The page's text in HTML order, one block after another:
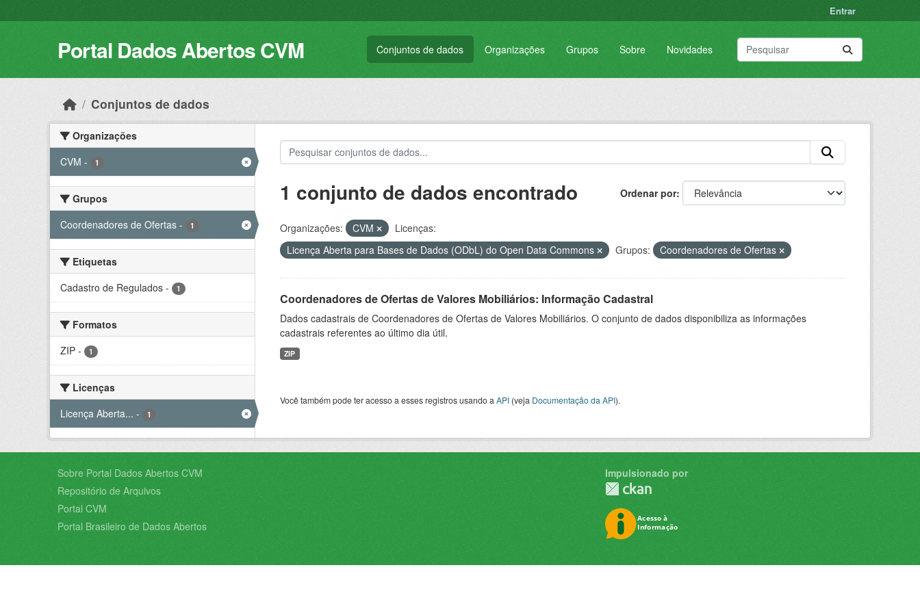
Entrar
Portal Dados Abertos CVM Conjuntos de dados Organizações Grupos Sobre Novidades
Conjuntos de dados
Organizações
CVM - 1
Grupos
Coordenadores de Ofertas - 1
Etiquetas
Cadastro de Regulados - 1
Formatos
ZIP - 1
Licenças
Licença Aberta... - 1
Ordenar por
1 conjunto de dados encontrado
Organizações: CVM
Licenças:
Licença Aberta para Bases de Dados (ODbL) do Open Data Commons
Grupos: Coordenadores de Ofertas
Coordenadores de Ofertas de Valores Mobiliários: Informação Cadastral
Dados cadastrais de Coordenadores de Ofertas de Valores Mobiliários. O conjunto de dados disponibiliza as informações
cadastrais referentes ao último dia útil.
ZIP
Você também pode ter acesso a esses registros usando a API(veja Documentação da API).
Sobre Portal Dados Abertos CVM
Repositório de Arquivos
Portal CVM
Portal Brasileiro de Dados Abertos
Impulsionado por